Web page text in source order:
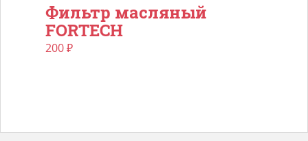
Фильтр масляный
FORTECH
200₽